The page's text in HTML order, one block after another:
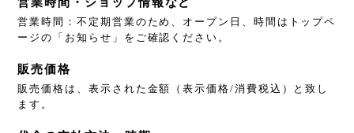
営業時間：不定期営業のため、オープン日、時間はトップペ
ージの「お知らせ」をご確認ください。
販売価格
販売価格は、表示された金額（表示価格/消費税込）と致し
ます。